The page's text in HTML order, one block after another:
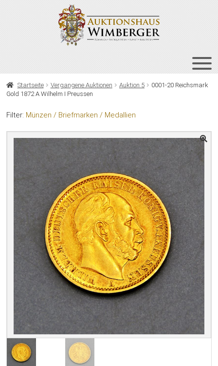
HOME
VERGANGENE AUKTIONEN
ÜBER UNS
KONTAKT
NEWSLETTER
Startseite Vergangene Auktionen Auktion 5
0001-20 Reichsmark
Gold 1872 A Wilhelm I Preussen
Filter: Münzen / Briefmarken / Medallien